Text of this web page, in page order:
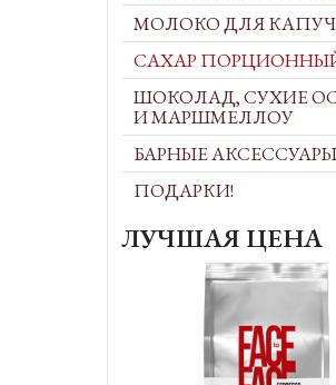
МОЛОКО ДЛЯ
САХАР
ШОКОЛАД, СУХИЕ
И МАРШМЕЛЛОУ
БАРНЫЕ АКСЕССУАРЫ
ПОДАРКИ!
ЛУЧШАЯ ЦЕНА